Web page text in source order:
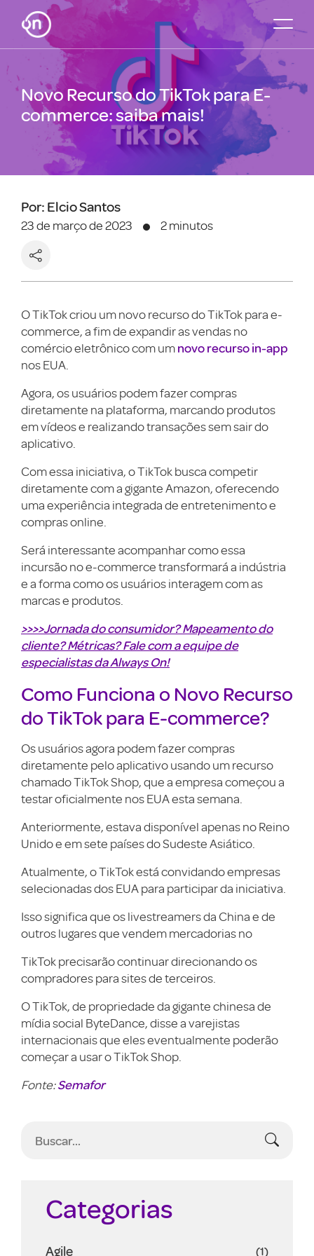
Novo Recurso do TikTok para E-
commerce: saiba mais!
Por: Elcio Santos
23 de março de 2023 2 minutos
O TikTok criou um novo recurso do TikTok para e-
commerce, a fim de expandir as vendas no
comércio eletrônico com um novo recurso in-app
nos EUA.
Agora, os usuários podem fazer compras
diretamente na plataforma, marcando produtos
em vídeos e realizando transações sem sair do
aplicativo.
Com essa iniciativa, o TikTok busca competir
diretamente com a gigante Amazon, oferecendo
uma experiência integrada de entretenimento e
compras online.
Será interessante acompanhar como essa
incursão no e-commerce transformará a indústria
e a forma como os usuários interagem com as
marcas e produtos.
>>>>Jornada do consumidor? Mapeamento do
cliente? Métricas? Fale com a equipe de
especialistas da Always On!
Como Funciona o Novo Recurso
do TikTok para E-commerce?
Os usuários agora podem fazer compras
diretamente pelo aplicativo usando um recurso
chamado TikTok Shop, que a empresa começou a
testar oficialmente nos EUA esta semana.
Anteriormente, estava disponível apenas no Reino
Unido e em sete países do Sudeste Asiático.
Atualmente, o TikTok está convidando empresas
selecionadas dos EUA para participar da iniciativa.
Isso significa que os livestreamers da China e de
outros lugares que vendem mercadorias no
TikTok precisarão continuar direcionando os
compradores para sites de terceiros.
O TikTok, de propriedade da gigante chinesa de
mídia social ByteDance, disse a varejistas
internacionais que eles eventualmente poderão
começar a usar o TikTok Shop.
Fonte:Semafor
Categorias
Agile (1)